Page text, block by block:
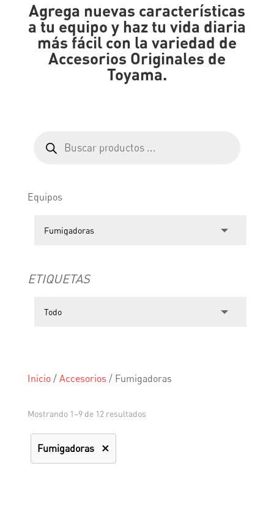
Agrega nuevas características
a tu equipo y haz tu vida diaria
más fácil con la variedad de
Accesorios Originales de
Toyama.
productos
Equipos
ETIQUETAS
Inicio/ Accesorios / Fumigadoras
Mostrando 1–9 de 12 resultados
Fumigadoras